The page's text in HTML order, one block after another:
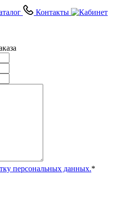
Контакты
персональных данных.*